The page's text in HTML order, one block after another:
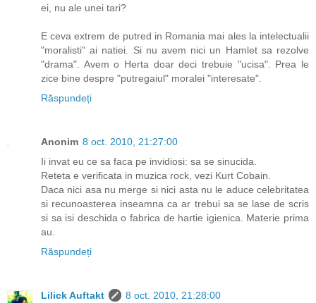
ei, nu ale unei tari?
E ceva extrem de putred in Romania mai ales la intelectualii
"moralisti" ai natiei. Si nu avem nici un Hamlet sa rezolve
"drama". Avem o Herta doar deci trebuie "ucisa". Prea le
zice bine despre "putregaiul" moralei "interesate".
Răspundeți
Anonim 8 oct. 2010, 21:27:00
Ii invat eu ce sa faca pe invidiosi: sa se sinucida.
Reteta e verificata in muzica rock, vezi Kurt Cobain.
Daca nici asa nu merge si nici asta nu le aduce celebritatea
si recunoasterea inseamna ca ar trebui sa se lase de scris
si sa isi deschida o fabrica de hartie igienica. Materie prima
au.
Răspundeți
Lilick Auftakt 8 oct. 2010, 21:28:00